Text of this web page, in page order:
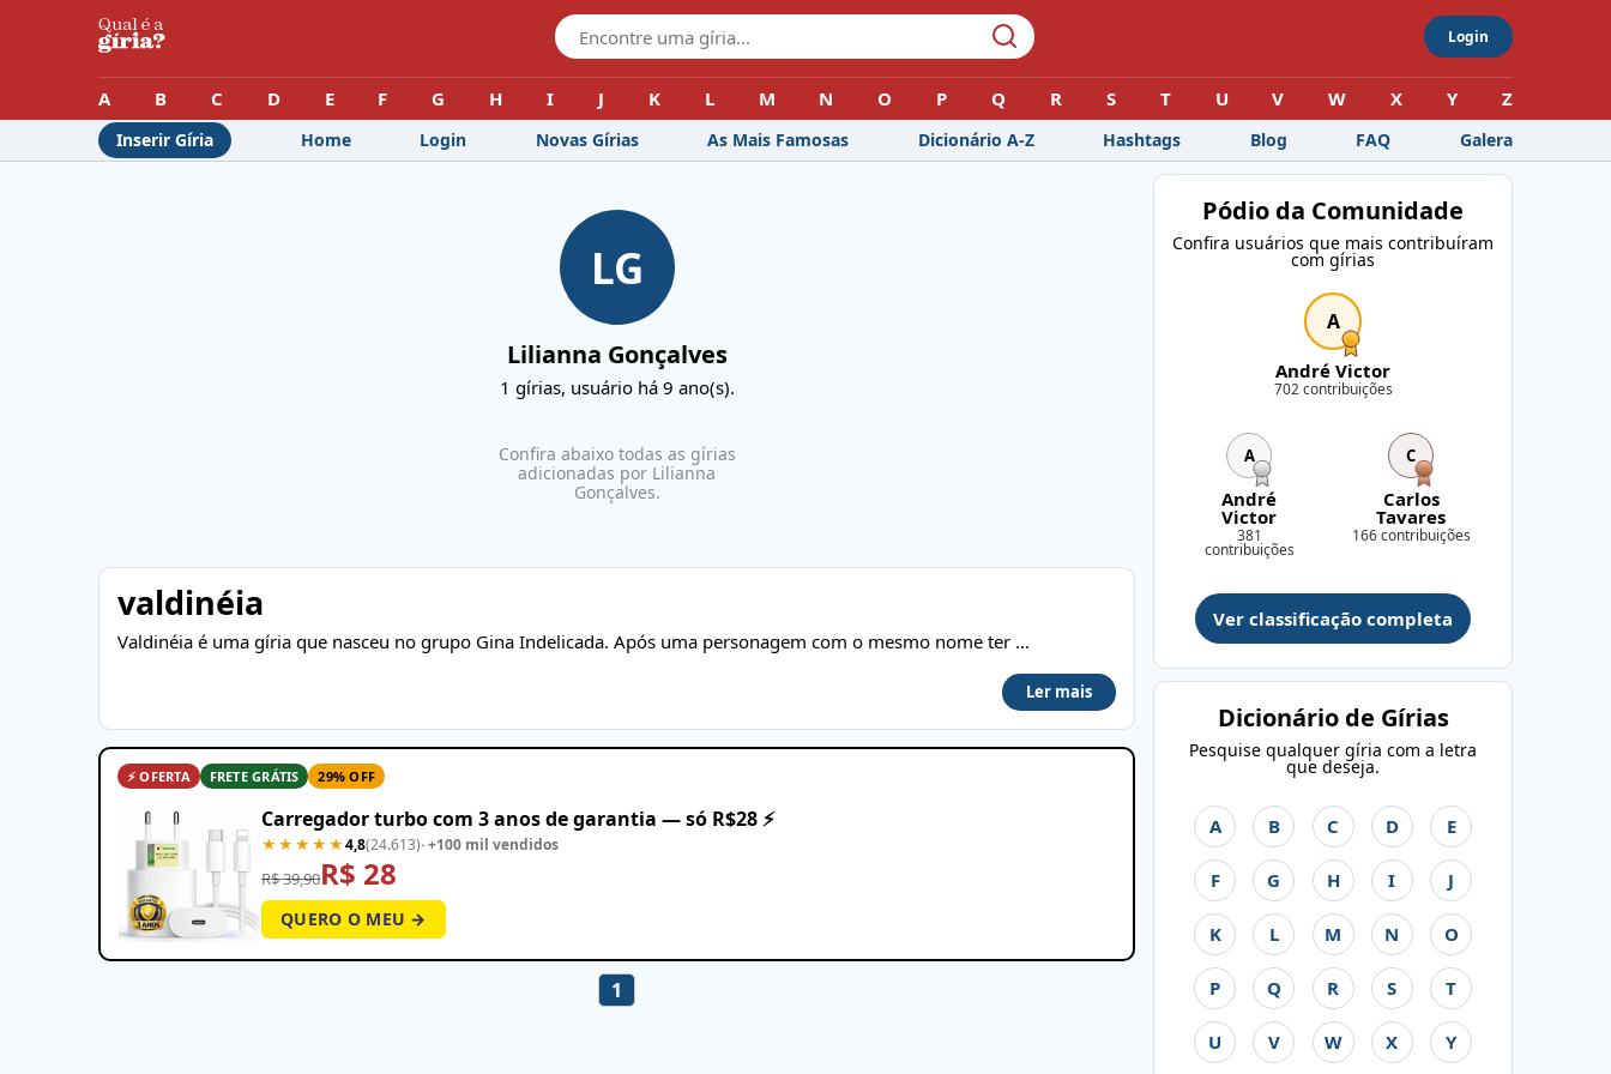
Login
A B C D E F G H I J K L M N O P Q R S T U V W X Y Z
Inserir Gíria Home Login Novas Gírias As Mais Famosas Dicionário A-Z Hashtags Blog FAQ Galera
LG
Lilianna Gonçalves
1 gírias, usuário há 9 ano(s).
Confira abaixo todas as gírias
adicionadas por Lilianna
Gonçalves.
valdinéia
Valdinéia é uma gíria que nasceu no grupo Gina Indelicada. Após uma personagem com o mesmo nome ter ...
Ler mais
⚡ OFERTA FRETE GRÁTIS 29% OFF
Carregador turbo com 3 anos de garantia — só R$28 ⚡
★★★★★4,8(24.613)· +100 mil vendidos
R$ 39,90R$ 28
QUERO O MEU →
1
Pódio da Comunidade
Confira usuários que mais contribuíram
com gírias
A
André Victor
702 contribuições
A
André
Victor
381
contribuições
C
Carlos
Tavares
166 contribuições
Ver classificação completa
Dicionário de Gírias
Pesquise qualquer gíria com a letra
que deseja.
A B C D E
F G H I J
K L M N O
P Q R S T
U V W X Y